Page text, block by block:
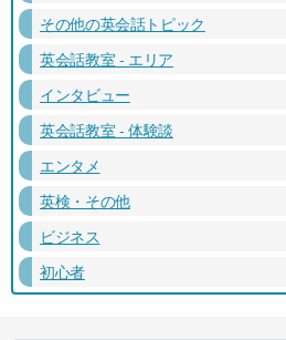
その他の英会話トピック
英会話教室 - エリア
インタビュー
英会話教室 - 体験談
エンタメ
英検・その他
ビジネス
初心者